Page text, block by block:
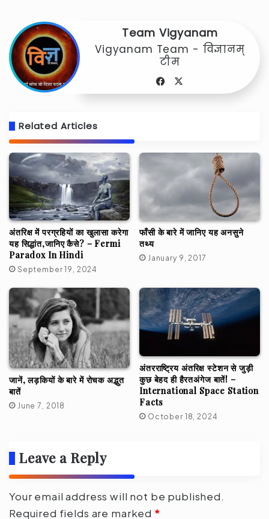
Team Vigyanam
Vigyanam Team - विज्ञानम्
टीम
Facebook
Related Articles
अंतरिक्ष में परग्रहियों का खुलासा करेगा
यह सिद्धांत,जानिए कैसे? – Fermi
Paradox In Hindi
September 19, 2024
फाँसी के बारे में जानिए यह अनसुने
तथ्य
January 9, 2017
जानें, लड़कियों के बारे में रोचक अद्भुत
बातें
June 7, 2018
अंतरराष्ट्रिय अंतरिक्ष स्टेशन से जुड़ी
कुछ बेहद ही हैरतअंगेज बातें! –
International Space Station
Facts
October 18, 2024
Leave a Reply
Your email address will not be published.
Required fields are marked *